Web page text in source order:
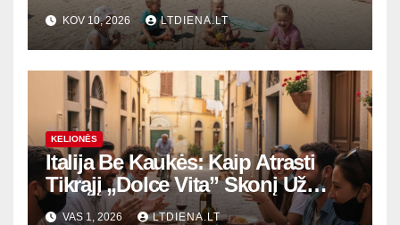
taisykles diktuoja šeimos ir
vaizduotė
KOV 10, 2026 LTDIENA.LT
KELIONĖS
Italija Be Kaukės: Kaip Atrasti
Tikrąjį „Dolce Vita” Skonį Už
Turistinių Atvirukų
VAS 1, 2026 LTDIENA.LT